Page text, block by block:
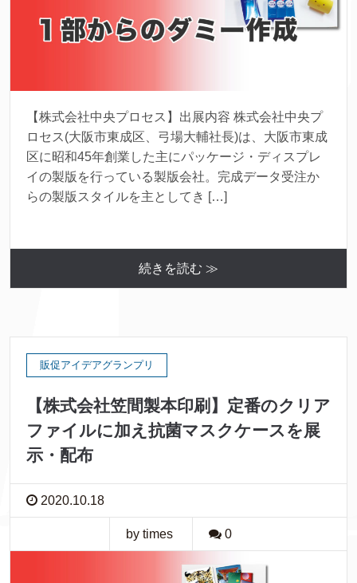
【株式会社中央プロセス】出展内容 株式会社中央プ
ロセス(大阪市東成区、弓場大輔社長)は、大阪市東成
区に昭和45年創業した主にパッケージ・ディスプレ
イの製版を行っている製版会社。完成データ受注か
らの製版スタイルを主としてき […]
続きを読む ≫
販促アイデアグランプリ
【株式会社笠間製本印刷】定番のクリア
ファイルに加え抗菌マスクケースを展
示・配布
2020.10.18
by times 0